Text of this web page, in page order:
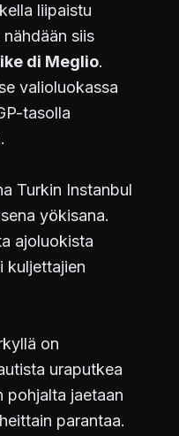
liipaistu
siis
di Meglio.
valioluokassa
tasolla
.
Turkin Instanbul
yökisana.
ajoluokista
kuljettajien
on
uraputkea
pohjalta jaetaan
parantaa.